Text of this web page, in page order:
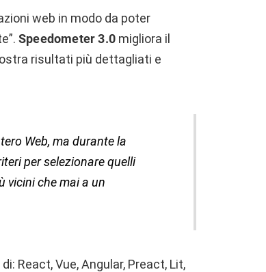
web in modo da poter
Speedometer 3.0 migliora il
risultati più dettagliati e
Web, ma durante la
per selezionare quelli
vicini che mai a un
React, Vue, Angular, Preact, Lit,